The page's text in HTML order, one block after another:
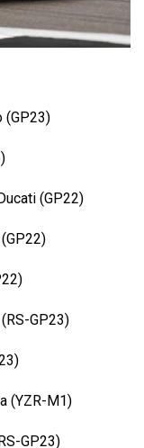
(GP23)
(GP22)
GP23)
(YZR-M1)
GP23)